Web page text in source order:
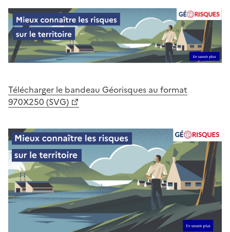
Télécharger le bandeau Géorisques au format
970X250 (SVG)